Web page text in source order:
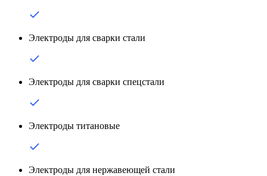
Электроды для сварки стали
Электроды для сварки спецстали
Электроды титановые
Электроды для нержавеющей стали